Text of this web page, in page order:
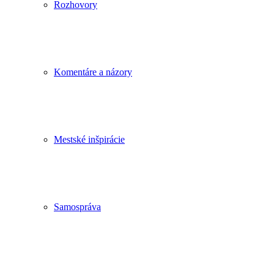
Rozhovory
Komentáre a názory
Mestské inšpirácie
Samospráva